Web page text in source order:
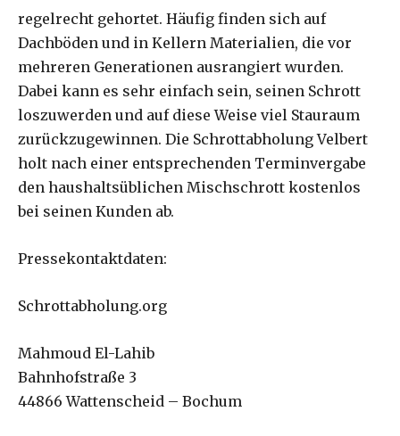
regelrecht gehortet. Häufig finden sich auf
Dachböden und in Kellern Materialien, die vor
mehreren Generationen ausrangiert wurden.
Dabei kann es sehr einfach sein, seinen Schrott
loszuwerden und auf diese Weise viel Stauraum
zurückzugewinnen. Die Schrottabholung Velbert
holt nach einer entsprechenden Terminvergabe
den haushaltsüblichen Mischschrott kostenlos
bei seinen Kunden ab.
Pressekontaktdaten:
Schrottabholung.org
Mahmoud El-Lahib
Bahnhofstraße 3
44866 Wattenscheid – Bochum